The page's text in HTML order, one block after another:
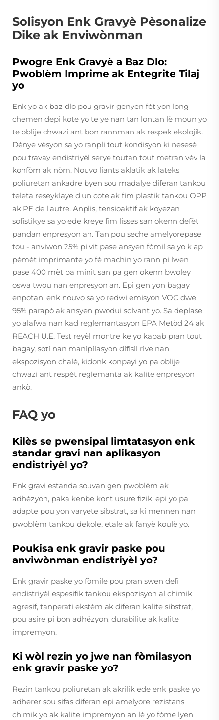
Solisyon Enk Gravyè Pèsonalize
Dike ak Enviwònman
Pwogre Enk Gravyè a Baz Dlo:
Pwoblèm Imprime ak Entegrite Tilaj
yo
Enk yo ak baz dlo pou gravir genyen fèt yon long
chemen depi kote yo te ye nan tan lontan lè moun yo
te oblije chwazi ant bon rannman ak respek ekolojik.
Dènye vèsyon sa yo ranpli tout kondisyon ki nesesè
pou travay endistriyèl serye toutan tout metran vèv la
konfòm ak nòm. Nouvo liants aklatik ak lateks
poliuretan ankadre byen sou madalye diferan tankou
teleta reseyklaye d'un cote ak fim plastik tankou OPP
ak PE de l'autre. Anplis, tensioaktif ak koyezan
sofistikye sa yo ede kreye fim lisses san okenn defèt
pandan enpresyon an. Tan pou seche amelyorepase
tou - anviwon 25% pi vit pase ansyen fòmil sa yo k ap
pèmèt imprimante yo fè machin yo rann pi lwen
pase 400 mèt pa minit san pa gen okenn bwoley
oswa twou nan enpresyon an. Epi gen yon bagay
enpotan: enk nouvo sa yo redwi emisyon VOC dwe
95% parapò ak ansyen pwodui solvant yo. Sa deplase
yo alafwa nan kad reglemantasyon EPA Metòd 24 ak
REACH U.E. Test reyèl montre ke yo kapab pran tout
bagay, soti nan manipilasyon difisil rive nan
ekspozisyon chalè, kidonk konpayi yo pa oblije
chwazi ant respèt reglemanta ak kalite enpresyon
ankò.
FAQ yo
Kilès se pwensipal limtatasyon enk
standar gravi nan aplikasyon
endistriyèl yo?
Enk gravi estanda souvan gen pwoblèm ak
adhézyon, paka kenbe kont usure fizik, epi yo pa
adapte pou yon varyete sibstrat, sa ki mennen nan
pwoblèm tankou dekole, etale ak fanyè koulè yo.
Poukisa enk gravir paske pou
anviwònman endistriyèl yo?
Enk gravir paske yo fòmile pou pran swen defi
endistriyèl espesifik tankou ekspozisyon al chimik
agresif, tanperati ekstèm ak diferan kalite sibstrat,
pou asire pi bon adhézyon, durabilite ak kalite
impremyon.
Ki wòl rezin yo jwe nan fòmilasyon
enk gravir paske yo?
Rezin tankou poliuretan ak akrilik ede enk paske yo
adherer sou sifas diferan epi amelyore rezistans
chimik yo ak kalite impremyon an lè yo fòme lyen